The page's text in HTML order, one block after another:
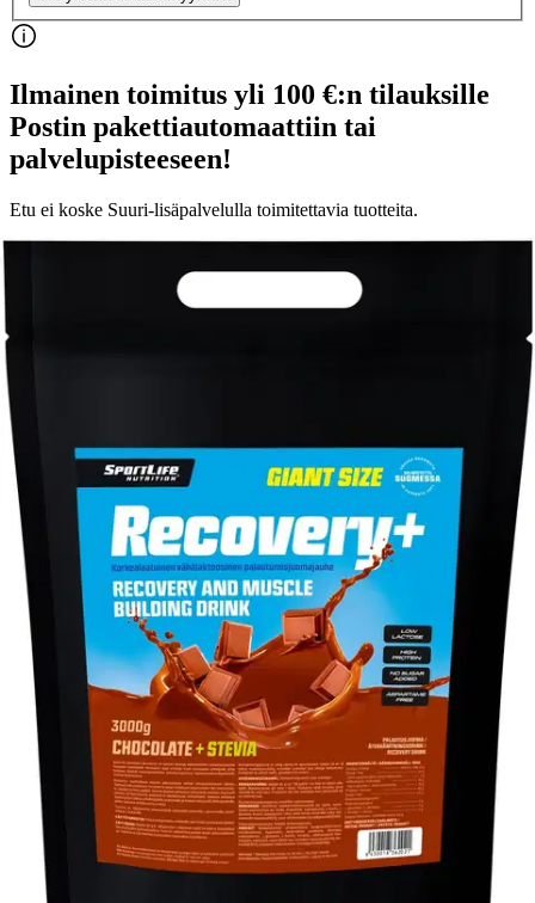
Ilmainen toimitus yli 100 €:n tilauksille
Postin pakettiautomaattiin tai
palvelupisteeseen!
Etu ei koske Suuri‑lisäpalvelulla toimitettavia tuotteita.
Tarkista myymäläsaatavuus
Tuotekuvaus
Recovery+ on erittäin tehokas palautumisjuoma. Tuote sopii hyvin
kaikille urheilua ja kuntoilua harrastaville.
Ominaisuudet
Ravintosisältö